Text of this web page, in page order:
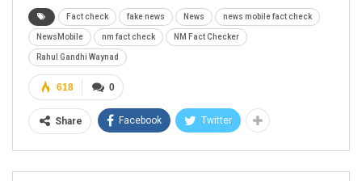
Fact check fake news News news mobile fact check
NewsMobile nm fact check NM Fact Checker
Rahul Gandhi Waynad
0
618
Share Facebook Twitter